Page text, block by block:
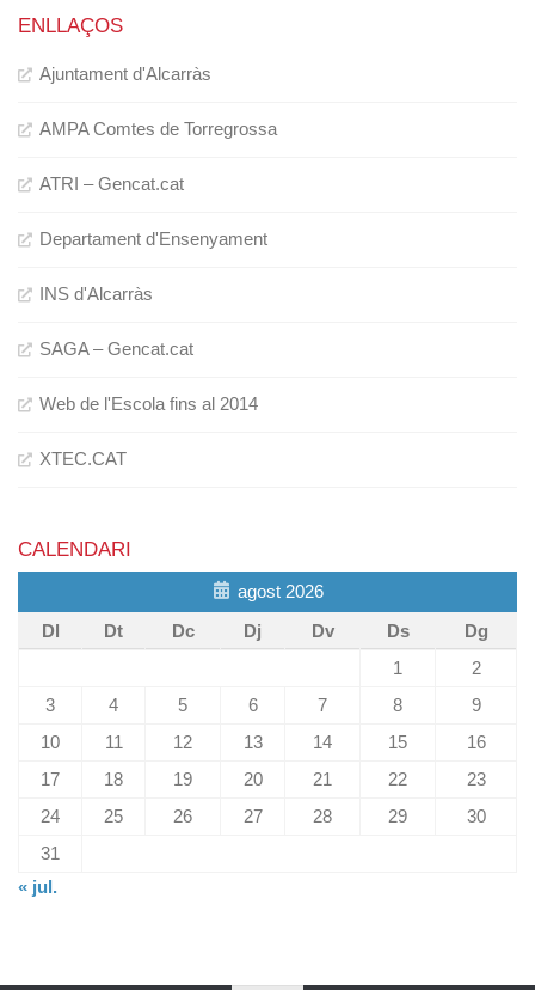
ENLLAÇOS
Ajuntament d'Alcarràs
AMPA Comtes de Torregrossa
ATRI – Gencat.cat
Departament d'Ensenyament
INS d'Alcarràs
SAGA – Gencat.cat
Web de l'Escola fins al 2014
XTEC.CAT
CALENDARI
agost 2026
Dl
Dt Dc Dj Dv Ds
Dg
1
2
3
4 5 6 7 8
9
10
11 12 13 14 15
16
17
18 19 20 21 22
23
24
25 26 27 28 29
30
31
« jul.